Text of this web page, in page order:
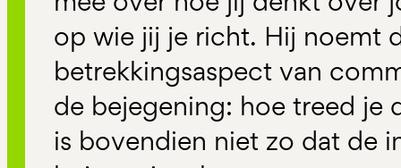
op wie jij je richt. Hij noemt
betrekkingsaspect van
de bejegening: hoe treed je
is bovendien niet zo dat de